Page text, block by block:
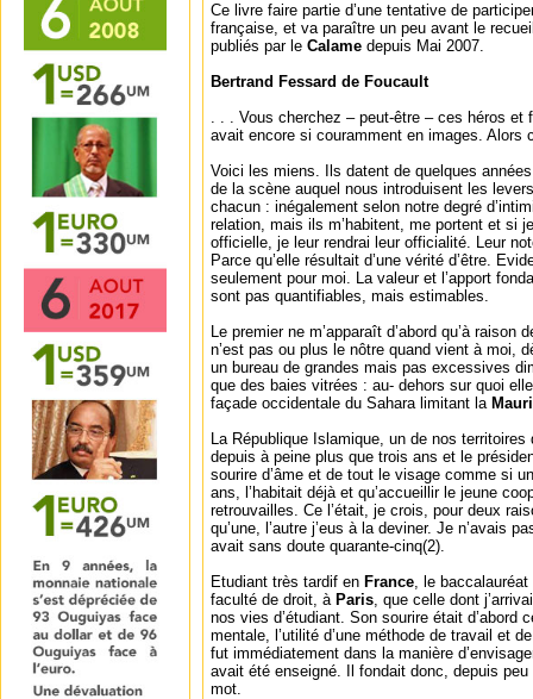
Ce livre faire partie d’une tentative de
française, et va paraître un peu avant le
publiés par le Calame depuis Mai 2007.
Bertrand Fessard de Foucault
. . . Vous cherchez – peut-être – ces héros et
avait encore si couramment en images. Alors
Voici les miens. Ils datent de quelques
de la scène auquel nous introduisent les
chacun : inégalement selon notre degré
relation, mais ils m’habitent, me portent et si
officielle, je leur rendrai leur officialité. Leur
Parce qu’elle résultait d’une vérité d’être.
seulement pour moi. La valeur et l’apport
sont pas quantifiables, mais estimables.
Le premier ne m’apparaît d’abord qu’à
n’est pas ou plus le nôtre quand vient à moi,
un bureau de grandes mais pas excessives
que des baies vitrées : au- dehors sur quoi
façade occidentale du Sahara limitant la
La République Islamique, un de nos territoires
depuis à peine plus que trois ans et le
sourire d’âme et de tout le visage comme si
ans, l’habitait déjà et qu’accueillir le jeune
retrouvailles. Ce l’était, je crois, pour deux
qu’une, l’autre j’eus à la deviner. Je n’avais
avait sans doute quarante-cinq(2).
Etudiant très tardif en France, le
faculté de droit, à Paris, que celle dont
nos vies d’étudiant. Son sourire était d’abord
mentale, l’utilité d’une méthode de travail et
fut immédiatement dans la manière
avait été enseigné. Il fondait donc, depuis peu
mot.